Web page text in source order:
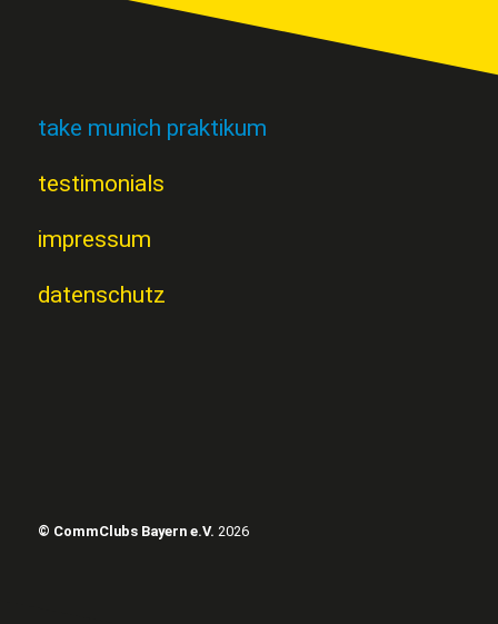
take munich praktikum
testimonials
impressum
datenschutz
© CommClubs Bayern e.V. 2026